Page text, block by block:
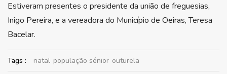
Estiveram presentes o presidente da união de freguesias,
Inigo Pereira, e a vereadora do Município de Oeiras, Teresa
Bacelar.
Tags : natal população sénior outurela